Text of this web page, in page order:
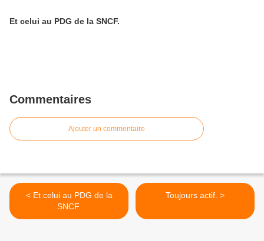
Et celui au PDG de la SNCF.
Commentaires
Ajouter un commentaire
< Et celui au PDG de la
SNCF.
Toujours actif. >